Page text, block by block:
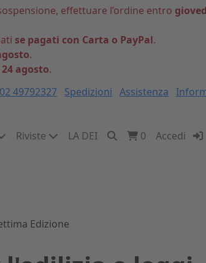
effettuare l’ordine entro
se pagati con Carta o PayPal.
.
agosto.
02 49792327 Spedizioni Assistenza
Riviste LA DEI 0 Accedi
Edizione